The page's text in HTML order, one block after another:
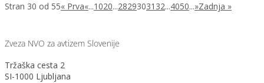
Stran 30 od 55« Prva«...1020...28293031 32...4050...»Zadnja »
Zveza NVO za avtizem Slovenije
Tržaška cesta 2
SI-1000 Ljubljana